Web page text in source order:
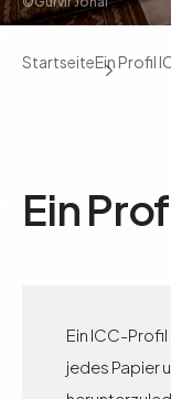
StartseiteEin Profil
Ein
Ein ICC-
jedes Papier